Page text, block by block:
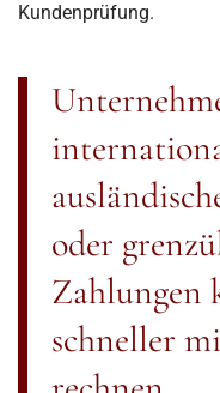
Kundenprüfung.
oder
Zahlungen
schneller